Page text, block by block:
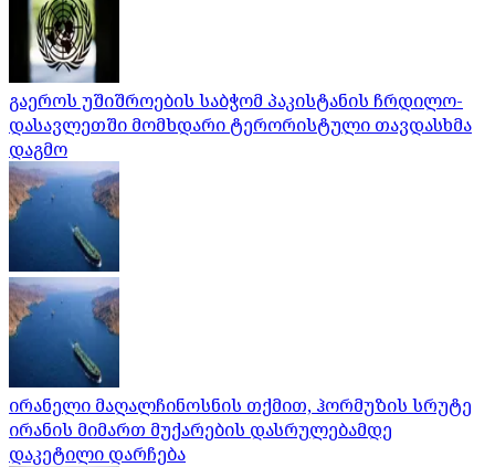
გაეროს უშიშროების საბჭომ პაკისტანის ჩრდილო-
დასავლეთში მომხდარი ტერორისტული თავდასხმა
დაგმო
ირანელი მაღალჩინოსნის თქმით, ჰორმუზის სრუტე
ირანის მიმართ მუქარების დასრულებამდე
დაკეტილი დარჩება